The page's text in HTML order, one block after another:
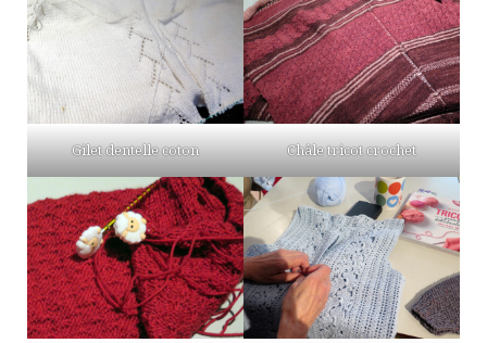
Gilet dentelle coton Châle tricot crochet